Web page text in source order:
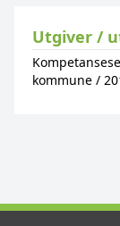
Utgiver /
kommune /